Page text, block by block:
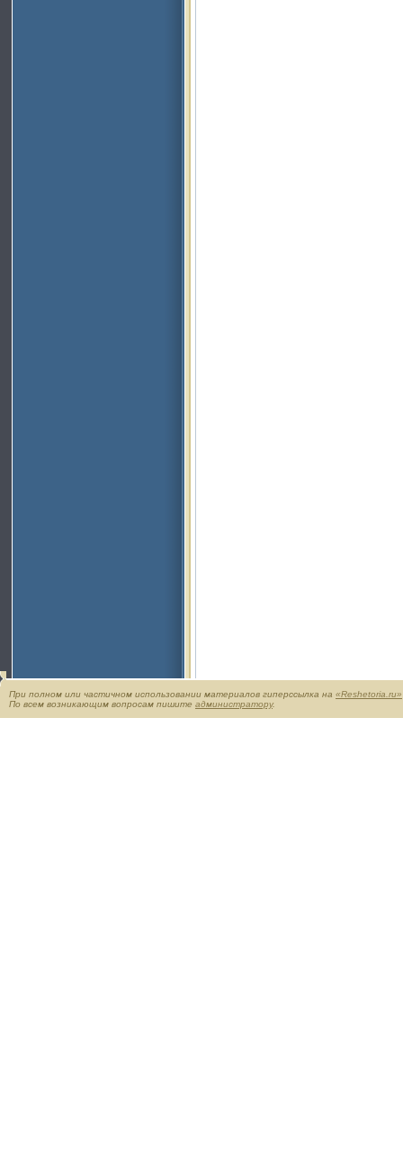
При полном или частичном использовании материалов гиперссылка на «Reshetoria.ru»
По всем возникающим вопросам пишите администратору.